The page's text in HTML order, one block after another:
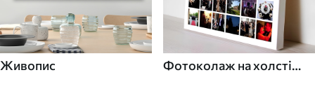
Живопис
Фотоколаж на холсті